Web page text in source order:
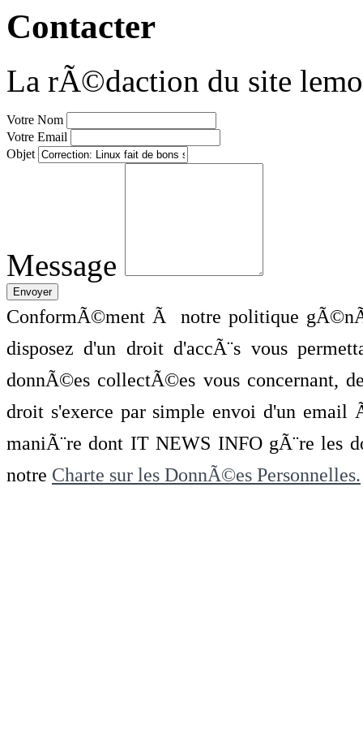
Contacter
La rÃ©daction du site
Votre Nom
Votre Email
Objet
Message
ConformÃ©ment Ã notre politique
disposez d'un droit d'accÃ¨s vous
donnÃ©es collectÃ©es vous concernant,
droit s'exerce par simple envoi d'un
maniÃ¨re dont IT NEWS INFO gÃ¨re les
notre Charte sur les DonnÃ©es Personnelles.